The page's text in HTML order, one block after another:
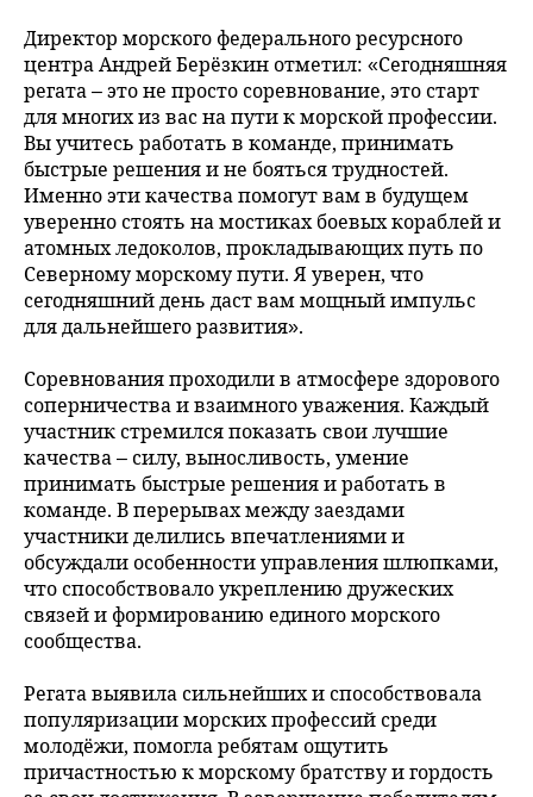
Директор морского федерального ресурсного
центра Андрей Берёзкин отметил: «Сегодняшняя
регата – это не просто соревнование, это старт
для многих из вас на пути к морской профессии.
Вы учитесь работать в команде, принимать
быстрые решения и не бояться трудностей.
Именно эти качества помогут вам в будущем
уверенно стоять на мостиках боевых кораблей и
атомных ледоколов, прокладывающих путь по
Северному морскому пути. Я уверен, что
сегодняшний день даст вам мощный импульс
для дальнейшего развития».
Соревнования проходили в атмосфере здорового
соперничества и взаимного уважения. Каждый
участник стремился показать свои лучшие
качества – силу, выносливость, умение
принимать быстрые решения и работать в
команде. В перерывах между заездами
участники делились впечатлениями и
обсуждали особенности управления шлюпками,
что способствовало укреплению дружеских
связей и формированию единого морского
сообщества.
Регата выявила сильнейших и способствовала
популяризации морских профессий среди
молодёжи, помогла ребятам ощутить
причастностью к морскому братству и гордость